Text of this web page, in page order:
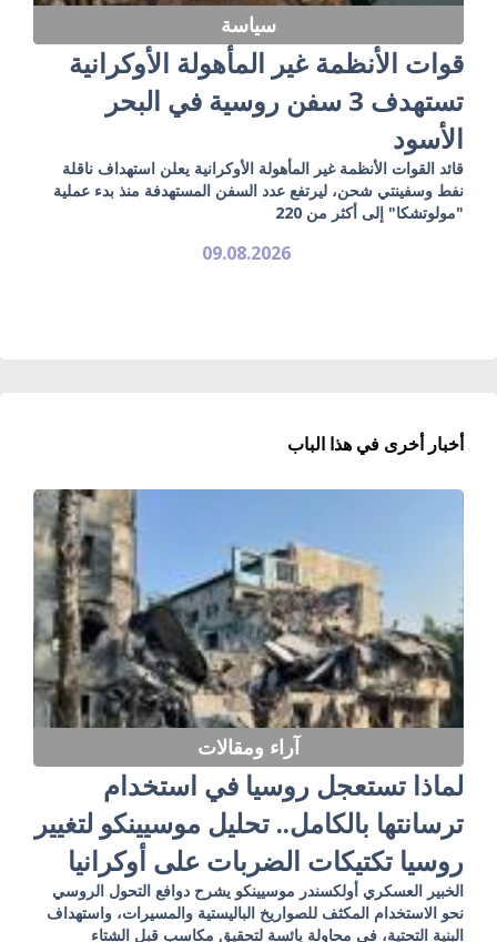
سياسة
قوات الأنظمة غير المأهولة الأوكرانية
تستهدف 3 سفن روسية في البحر
الأسود
قائد القوات الأنظمة غير المأهولة الأوكرانية يعلن استهداف ناقلة
نفط وسفينتي شحن، ليرتفع عدد السفن المستهدفة منذ بدء عملية
"مولوتشكا" إلى أكثر من 220
09.08.2026
أخبار أخرى في هذا الباب
آراء ومقالات
لماذا تستعجل روسيا في استخدام
ترسانتها بالكامل.. تحليل موسيينكو لتغيير
روسيا تكتيكات الضربات على أوكرانيا
الخبير العسكري أولكسندر موسيينكو يشرح دوافع التحول الروسي
نحو الاستخدام المكثف للصواريخ الباليستية والمسيرات، واستهداف
البنية التحتية، في محاولة يائسة لتحقيق مكاسب قبل الشتاء